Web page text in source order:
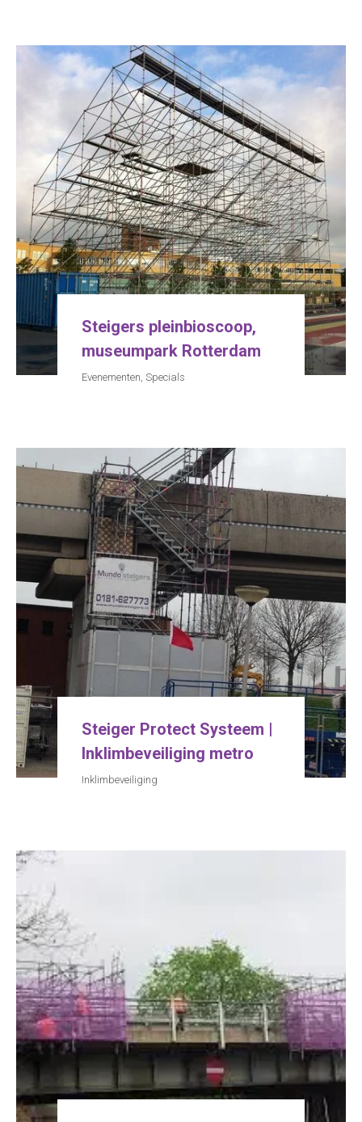
Steigers pleinbioscoop,
museumpark Rotterdam
Evenementen, Specials
Steiger Protect Systeem |
Inklimbeveiliging metro
Inklimbeveiliging